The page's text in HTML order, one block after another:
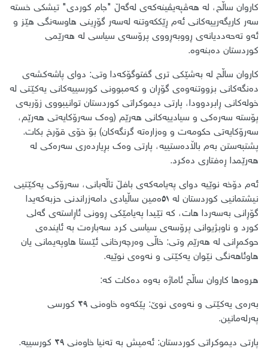
​کاروان ساڵح، لە هەڤپەیڤینەکەی لەگەڵ "جام کوردی" تیشکی خستە
سەر کاریگەرییەکانی ئەم ڕێککەوتنە لەسەر گۆڕینی هاوسەنگی هێز و
ئەو تەحەددیانەی ڕووبەڕووی پرۆسەی سیاسی لە هەرێمی
کوردستان دەبنەوە.
کاروان ساڵح لە بەشێکی تری گفتوگۆکەدا وتی: دوای پاشەکشەی
دەنگەکانی بزووتنەوەی گۆڕان و کەمبوونی کورسییەکانی یەکێتی لە
خولەکانی ڕابردوودا، پارتی دیموکراتی کوردستان توانیبووی زۆربەی
پۆستە سەرەکی و سیادییەکانی هەرێم (وەک سەرۆکایەتی هەرێم،
سەرۆکایەتی حکومەت و وەزارەتە گرنگەکان) بۆ خۆی قۆرخ بکات.
پشتبەستن بەم باڵادەستییە، پارتی وەک بڕیاردەری سەرەکی لە
هەرێمدا ڕەفتاری دەکرد.
​ئەم دۆخە نوێیە دوای پەیامەکەی بافڵ تاڵەبانی، سەرۆکی یەکێتیی
نیشتمانیی کوردستان لە ٥١ەمین ساڵیادی دامەزراندنی حزبەکەیدا
گۆڕانی بەسەردا هات، کە تێیدا پەیامێکی ڕوونی ئاڕاستەی گەلی
کورد و ناوبژیوانی پرۆسەی سیاسی کرد سەبارەت بە ئایندەی
حوکمڕانی لە هەرێم وتی: ​خاڵی وەرچەرخانی ئێستا هاوپەیمانی یان
هاوئاهەنگی نێوان یەکێتی و نەوەی نوێیە.
هروەها کاروان ساڵح ئاماژە بەوە دەکات کە:
​بەرەی یەکێتی و نەوەی نوێ: پێکەوە خاوەنی ٣٩ کورسی
پەرلەمانین.
​پارتی دیموکراتی کوردستان: ئەمیش بە تەنیا خاوەنی ٣٩ کورسییە.